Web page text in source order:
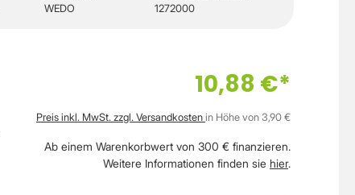
WEDO
1272000
10,88 €*
Preis inkl. MwSt. zzgl. Versandkosten in Höhe von 3,90 €
Ab einem Warenkorbwert von 300 € finanzieren.
Weitere Informationen finden sie hier.